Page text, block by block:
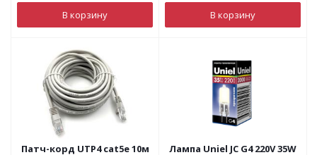
В корзину В корзину
Патч-корд UTP4 cat5е 10м
Лампа Uniel JC G4 220V 35W